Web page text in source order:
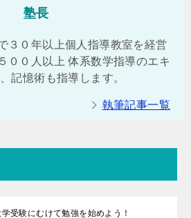
塾長
３０年以上個人指導教室を経営
００人以上 体系数学指導のエキ
記憶術も指導します。
執筆記事一覧
受験にむけて勉強を始めよう！